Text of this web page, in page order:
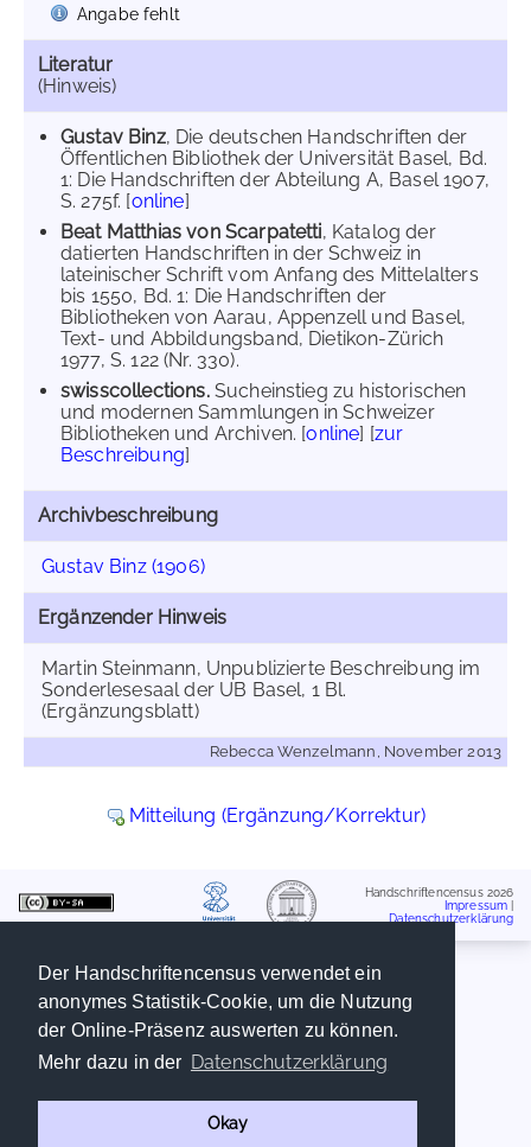
Der Handschriftencensus verwendet ein
anonymes Statistik-Cookie, um die Nutzung
der Online-Präsenz auswerten zu können.
Mehr dazu in der Datenschutzerklärung
Okay
Angabe fehlt
Literatur
(Hinweis)
Gustav Binz, Die deutschen Handschriften der
Öffentlichen Bibliothek der Universität Basel, Bd.
1: Die Handschriften der Abteilung A, Basel 1907,
S. 275f. [online]
Beat Matthias von Scarpatetti, Katalog der
datierten Handschriften in der Schweiz in
lateinischer Schrift vom Anfang des Mittelalters
bis 1550, Bd. 1: Die Handschriften der
Bibliotheken von Aarau, Appenzell und Basel,
Text- und Abbildungsband, Dietikon-Zürich
1977, S. 122 (Nr. 330).
swisscollections.Sucheinstieg zu historischen
und modernen Sammlungen in Schweizer
Bibliotheken und Archiven. [online] [zur
Beschreibung]
Archivbeschreibung
Gustav Binz (1906)
Ergänzender Hinweis
Martin Steinmann, Unpublizierte Beschreibung im
Sonderlesesaal der UB Basel, 1 Bl.
(Ergänzungsblatt)
Rebecca Wenzelmann, November 2013
Mitteilung (Ergänzung/Korrektur)
Handschriftencensus 2026
Impressum
Datenschutzerklärung